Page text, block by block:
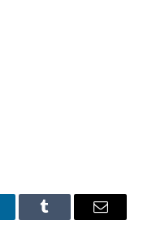
Tumblr
E-